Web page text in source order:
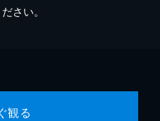
さい。
観る